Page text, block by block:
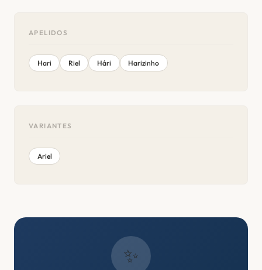
APELIDOS
Hari Riel Hári Harizinho
VARIANTES
Ariel
✨